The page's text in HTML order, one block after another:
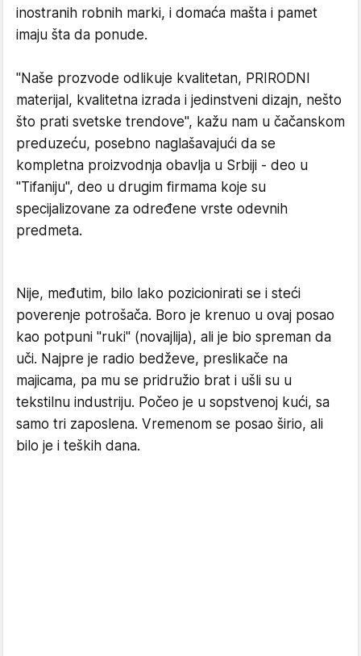
inostranih robnih marki, i domaća mašta i pamet
imaju šta da ponude.
"Naše prozvode odlikuje kvalitetan, PRIRODNI
materijal, kvalitetna izrada i jedinstveni dizajn, nešto
što prati svetske trendove", kažu nam u čačanskom
preduzeću, posebno naglašavajući da se
kompletna proizvodnja obavlja u Srbiji - deo u
"Tifaniju", deo u drugim firmama koje su
specijalizovane za određene vrste odevnih
predmeta.
Nije, međutim, bilo lako pozicionirati se i steći
poverenje potrošača. Boro je krenuo u ovaj posao
kao potpuni "ruki" (novajlija), ali je bio spreman da
uči. Najpre je radio bedževe, preslikače na
majicama, pa mu se pridružio brat i ušli su u
tekstilnu industriju. Počeo je u sopstvenoj kući, sa
samo tri zaposlena. Vremenom se posao širio, ali
bilo je i teških dana.